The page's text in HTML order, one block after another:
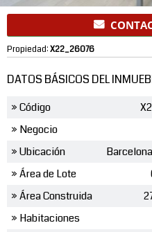
Propiedad:X22_26076
DATOS BÁSICOS DEL
» Código
» Negocio
» Ubicación
» Área de Lote
» Área Construida
» Habitaciones